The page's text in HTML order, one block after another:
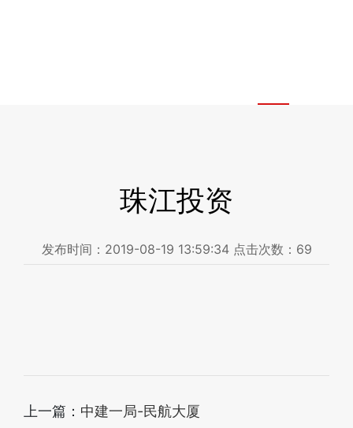
珠江投资
发布时间： 2019-08-19 13:59:34点击次数： 69
上一篇： 中建一局-民航大厦